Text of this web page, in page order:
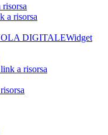
a risorsa
Widget
a risorsa